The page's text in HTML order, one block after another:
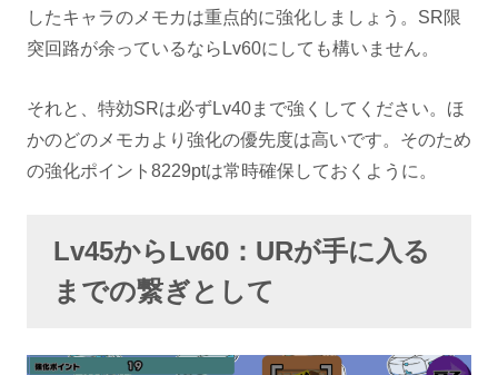
したキャラのメモカは重点的に強化しましょう。SR限
突回路が余っているならLv60にしても構いません。
それと、特効SRは必ずLv40まで強くしてください。ほ
かのどのメモカより強化の優先度は高いです。そのため
の強化ポイント8229ptは常時確保しておくように。
Lv45からLv60：URが手に入る
までの繋ぎとして